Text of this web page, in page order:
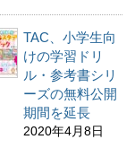
TAC、小学生向
けの学習ドリ
ル・参考書シリ
ーズの無料公開
期間を延長
2020年4月8日